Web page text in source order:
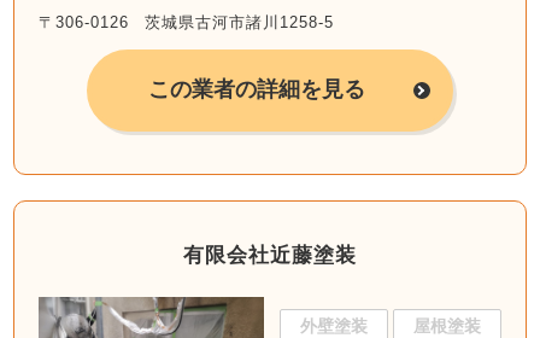
〒306-0126 茨城県古河市諸川1258-5
この業者の詳細を見る
有限会社近藤塗装
外壁塗装 屋根塗装